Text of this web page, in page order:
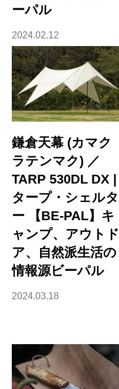
ーパル
2024.02.12
鎌倉天幕 (カマク
ラテンマク) ／
TARP 530DL DX |
タープ・シェルタ
ー 【BE-PAL】キ
ャンプ、アウトド
ア、自然派生活の
情報源ビーパル
2024.03.18